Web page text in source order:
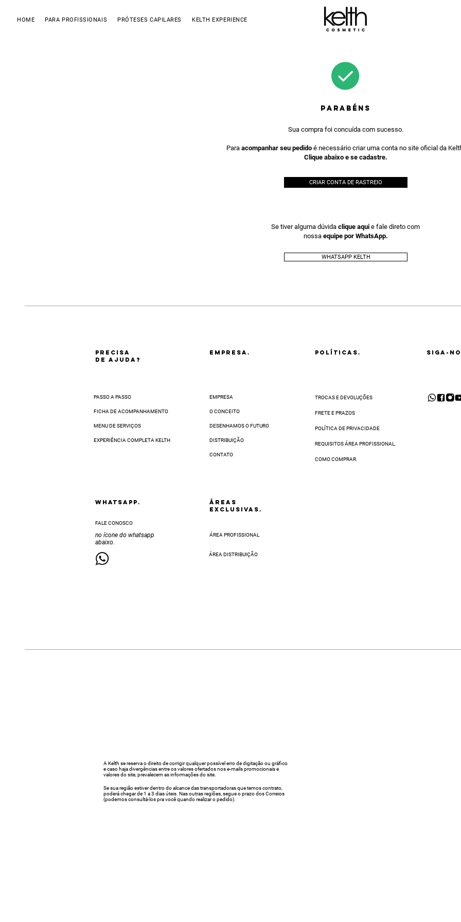
HOME PARA PROFISSIONAIS PRÓTESES CAPILARES KELTH EXPERIENCE
PARABÉNS
Sua compra foi concuída com sucesso.
Para acompanhar seu pedido é necessário criar uma conta no site oficial da
Clique abaixo e se cadastre.
CRIAR CONTA DE RASTREIO
Se tiver alguma dúvida clique aqui e fale direto com
nossa equipe por WhatsApp.
WHATSAPP KELTH
PRECISA
DE AJUDA?
SIGA-
Whatsapp.
FALE CONOSCO
no ícone do whatsapp
abaixo.
EMPRESA. POLÍTICAS.
ÁREAS
EXCLUSIVAS.
EMPRESA
O CONCEITO
DESENHAMOS O FUTURO
DISTRIBUIÇÃO
CONTATO
TROCAS E DEVOLUÇÕES
FRETE E PRAZOS
POLÍTICA DE PRIVACIDADE
REQUISITOS ÁREA PROFISSIONAL.
COMO COMPRAR.
PASSO A PASSO
FICHA DE ACOMPANHAMENTO
MENU DE SERVIÇOS
EXPERIÊNCIA COMPLETA KELTH
ÁREA PROFISSIONAL
ÁREA DISTRIBUIÇÃO
A Kelth se reserva o direito de corrigir qualquer possível erro de digitação ou gráfico
e caso haja divergências entre os valores ofertados nos e-mails promocionais e
valores do site, prevalecem as informações do site.
Se sua região estiver dentro do alcance das transportadoras que temos contrato,
poderá chegar de 1 a 3 dias úteis. Nas outras regiões, segue o prazo dos Correios
(podemos consultá-los pra você quando realizar o pedido).